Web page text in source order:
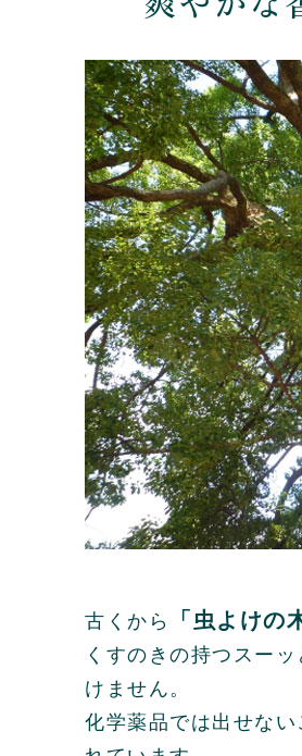
古くから 「虫よけの
くすのきの持つスー
けません。
化学薬品では出せな